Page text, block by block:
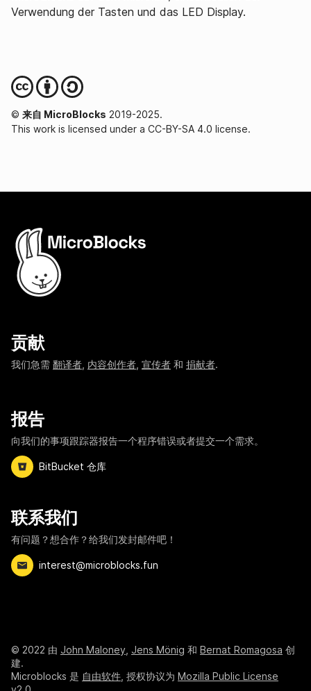
Verwendung der Tasten und das LED Display.
© 来自 MicroBlocks 2019-2025.
This work is licensed under a CC-BY-SA 4.0 license.
贡献
我们急需 翻译者 内容创作者 宣传者 和 捐献者.
报告
向我们的事项跟踪器报告一个程序错误或者提交一个需求。
BitBucket 仓库
联系我们
有问题？想合作？给我们发封邮件吧！
interest@microblocks.fun
© 2022 由 John Maloney Jens Mönig 和 Bernat Romagosa 创
建.
Microblocks 是 自由软件 , 授权协议为 Mozilla Public License